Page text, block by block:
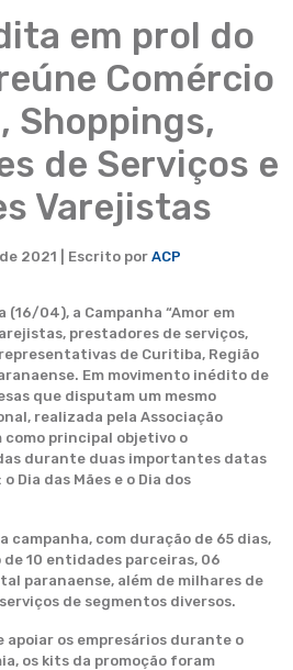
em prol do
Comércio
Shoppings,
de Serviços e
Varejistas
2021 | Escrito por ACP
04), a Campanha “Amor em
prestadores de serviços,
de Curitiba, Região
Em movimento inédito de
que disputam um mesmo
realizada pela Associação
como principal objetivo o
durante duas importantes datas
Dia das Mães e o Dia dos
campanha, com duração de 65 dias,
10 entidades parceiras, 06
paranaense, além de milhares de
de segmentos diversos.
apoiar os empresários durante o
os kits da promoção foram